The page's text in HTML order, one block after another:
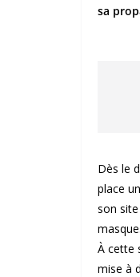
sa
Dès le
place
son
À cette
mise à